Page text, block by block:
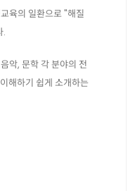
육의 일환으로 "해질
.
악, 문학 각 분야의 전
해하기 쉽게 소개하는